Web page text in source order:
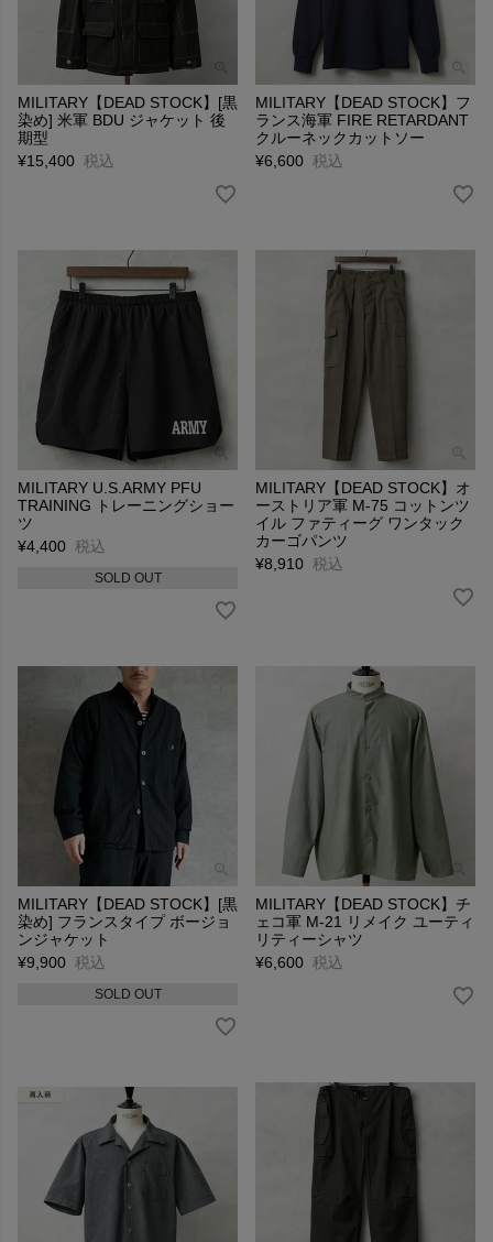
MILITARY【DEAD STOCK】[黒
染め] 米軍 BDU ジャケット 後
期型
¥15,400 税込
MILITARY【DEAD STOCK】フ
ランス海軍 FIRE RETARDANT
クルーネックカットソー
¥6,600 税込
MILITARY U.S.ARMY PFU
TRAINING トレーニングショー
ツ
¥4,400 税込
SOLD OUT
MILITARY【DEAD STOCK】オ
ーストリア軍 M-75 コットンツ
イル ファティーグ ワンタック
カーゴパンツ
¥8,910 税込
MILITARY【DEAD STOCK】[黒
染め] フランスタイプ ボージョ
ンジャケット
¥9,900 税込
SOLD OUT
MILITARY【DEAD STOCK】チ
ェコ軍 M-21 リメイク ユーティ
リティーシャツ
¥6,600 税込